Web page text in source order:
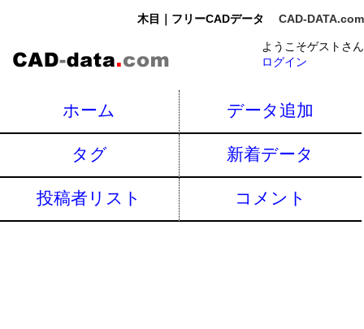
木目｜フリーCADデータ CAD-DATA.com
ようこそゲストさん
ログイン
ホーム データ追加
タグ 新着データ
投稿者リスト コメント